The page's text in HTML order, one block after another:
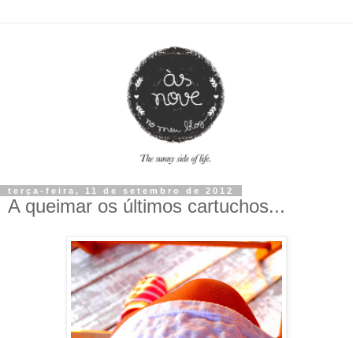
terça-feira, 11 de setembro de 2012
A queimar os últimos cartuchos...